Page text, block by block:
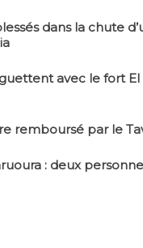
dans la chute
avec le fort El
remboursé par le
: deux